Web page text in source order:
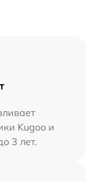
Kugoo и
3 лет.